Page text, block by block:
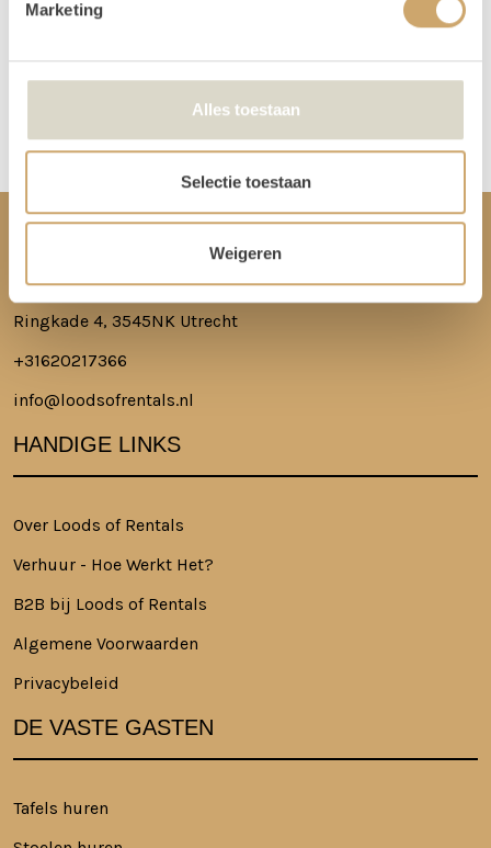
Marketing
Alles toestaan
Selectie toestaan
Weigeren
Ringkade 4, 3545NK Utrecht
+31620217366
info@loodsofrentals.nl
HANDIGE LINKS
Over Loods of Rentals
Verhuur - Hoe Werkt Het?
B2B bij Loods of Rentals
Algemene Voorwaarden
Privacybeleid
DE VASTE GASTEN
Tafels huren